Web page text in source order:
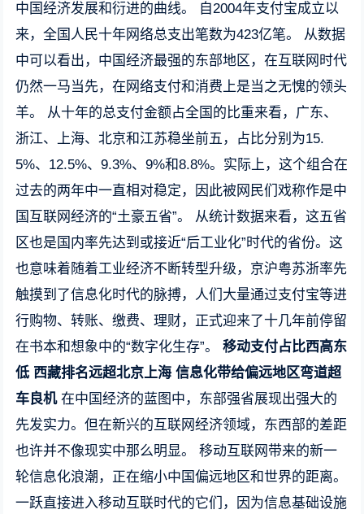
中国经济发展和衍进的曲线。 自2004年支付宝成立以
来，全国人民十年网络总支出笔数为423亿笔。 从数据
中可以看出，中国经济最强的东部地区，在互联网时代
仍然一马当先，在网络支付和消费上是当之无愧的领头
羊。 从十年的总支付金额占全国的比重来看，广东、
浙江、上海、北京和江苏稳坐前五，占比分别为15.
5%、12.5%、9.3%、9%和8.8%。实际上，这个组合在
过去的两年中一直相对稳定，因此被网民们戏称作是中
国互联网经济的“土豪五省”。 从统计数据来看，这五省
区也是国内率先达到或接近“后工业化”时代的省份。这
也意味着随着工业经济不断转型升级，京沪粤苏浙率先
触摸到了信息化时代的脉搏，人们大量通过支付宝等进
行购物、转账、缴费、理财，正式迎来了十几年前停留
在书本和想象中的“数字化生存”。移动支付占比西高东
低 西藏排名远超北京上海 信息化带给偏远地区弯道超
车良机在中国经济的蓝图中，东部强省展现出强大的
先发实力。但在新兴的互联网经济领域，东西部的差距
也许并不像现实中那么明显。 移动互联网带来的新一
轮信息化浪潮，正在缩小中国偏远地区和世界的距离。
一跃直接进入移动互联时代的它们，因为信息基础设施